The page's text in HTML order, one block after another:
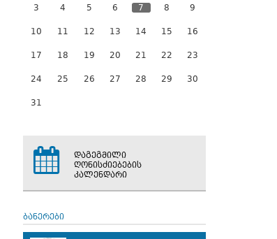
3 4 5 6 7 8 9
10 11 12 13 14 15 16
17 18 19 20 21 22 23
24 25 26 27 28 29 30
31
დაგეგმილი
ღონისძიებების
კალენდარი
ბანერები